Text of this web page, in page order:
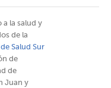
a la salud y
de la
Salud Sur
de
de
Juan y